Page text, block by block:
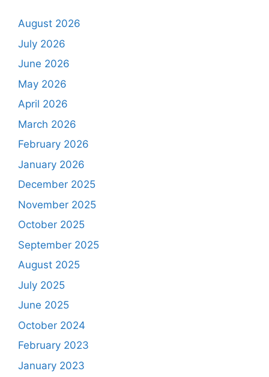
August 2026
July 2026
June 2026
May 2026
April 2026
March 2026
February 2026
January 2026
December 2025
November 2025
October 2025
September 2025
August 2025
July 2025
June 2025
October 2024
February 2023
January 2023